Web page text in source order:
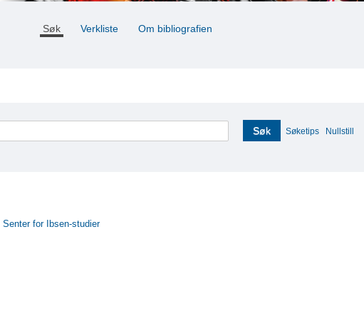
Søk Verkliste Om bibliografien
Søk Søketips Nullstill
Senter for Ibsen-studier